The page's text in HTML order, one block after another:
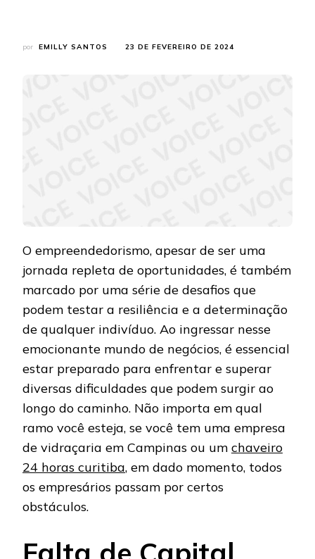
por EMILLY SANTOS 23 DE FEVEREIRO DE 2024
O empreendedorismo, apesar de ser uma
jornada repleta de oportunidades, é também
marcado por uma série de desafios que
podem testar a resiliência e a determinação
de qualquer indivíduo. Ao ingressar nesse
emocionante mundo de negócios, é essencial
estar preparado para enfrentar e superar
diversas dificuldades que podem surgir ao
longo do caminho. Não importa em qual
ramo você esteja, se você tem uma empresa
de vidraçaria em Campinas ou um chaveiro
24 horas curitiba, em dado momento, todos
os empresários passam por certos
obstáculos.